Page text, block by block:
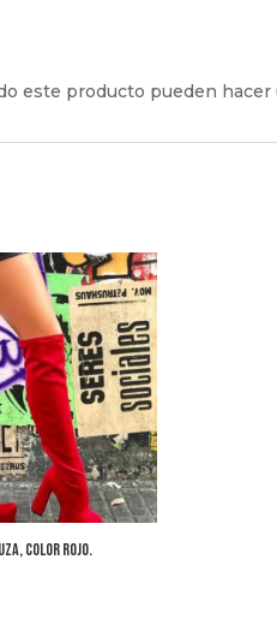
este producto pueden hacer
color rojo.